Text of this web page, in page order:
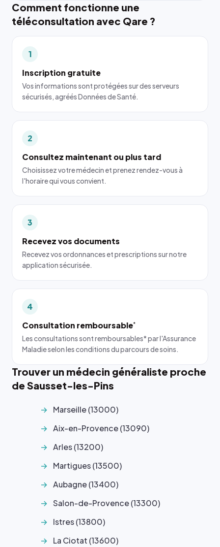
Comment fonctionne une
téléconsultation avec Qare ?
1
Inscription gratuite
Vos informations sont protégées sur des serveurs
sécurisés, agréés Données de Santé.
2
Consultez maintenant ou plus tard
Choisissez votre médecin et prenez rendez-vous à
l'horaire qui vous convient.
3
Recevez vos documents
Recevez vos ordonnances et prescriptions sur notre
application sécurisée.
4
Consultation remboursable*
Les consultations sont remboursables* par l'Assurance
Maladie selon les conditions du parcours de soins.
Trouver un médecin généraliste proche
de Sausset-les-Pins
Marseille (13000)
Aix-en-Provence (13090)
Arles (13200)
Martigues (13500)
Aubagne (13400)
Salon-de-Provence (13300)
Istres (13800)
La Ciotat (13600)